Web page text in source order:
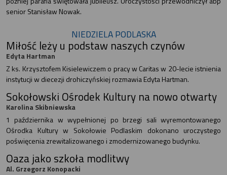
senior Stanisław Nowak.
NIEDZIELA PODLASKA
Miłość leży u podstaw naszych czynów
Edyta Hartman
Z ks. Krzysztofem Kisielewiczem o pracy w Caritas w 20-lecie istnienia
instytucji w diecezji drohiczyńskiej rozmawia Edyta Hartman.
Sokołowski Ośrodek Kultury na nowo otwarty
Karolina Skibniewska
1 października w wypełnionej po brzegi sali wyremontowanego
Ośrodka Kultury w Sokołowie Podlaskim dokonano uroczystego
poświęcenia zrewitalizowanego i zmodernizowanego budynku.
Oaza jako szkoła modlitwy
Al. Grzegorz Konopacki